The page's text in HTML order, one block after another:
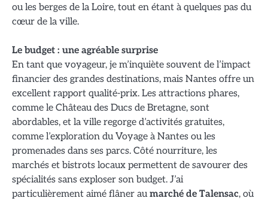
ou les berges de la Loire, tout en étant à quelques pas du
cœur de la ville.
Le budget : une agréable surprise
En tant que voyageur, je m’inquiète souvent de l’impact
financier des grandes destinations, mais Nantes offre un
excellent rapport qualité-prix. Les attractions phares,
comme le Château des Ducs de Bretagne, sont
abordables, et la ville regorge d’activités gratuites,
comme l’exploration du Voyage à Nantes ou les
promenades dans ses parcs. Côté nourriture, les
marchés et bistrots locaux permettent de savourer des
spécialités sans exploser son budget. J’ai
particulièrement aimé flâner aumarché de Talensac, où